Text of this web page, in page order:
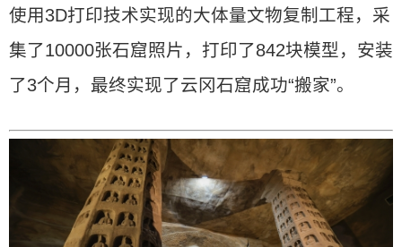
使用3D打印技术实现的大体量文物复制工程，采
集了10000张石窟照片，打印了842块模型，安装
了3个月，最终实现了云冈石窟成功“搬家”。